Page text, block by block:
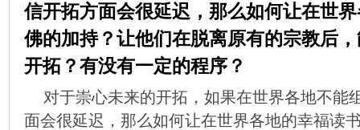
信开拓方面会很延迟，那么如何让在世
佛的加持？让他们在脱离原有的宗教后
开拓？有没有一定的程序？
对于崇心未来的开拓，如果在世界各地不能
面会很延迟，那么如何让在世界各地的幸福读